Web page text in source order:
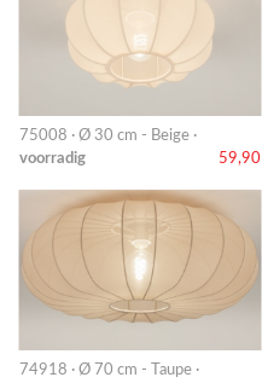
75008 · Ø 30 cm - Beige ·
voorradig
59,90
74918 · Ø 70 cm - Taupe ·